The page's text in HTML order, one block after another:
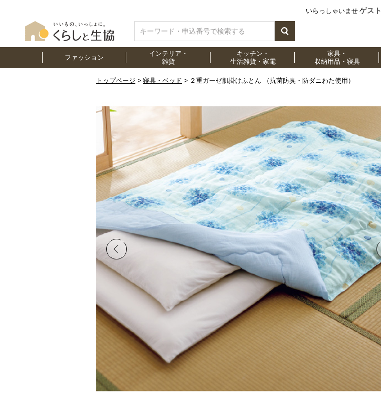
いらっしゃいませ ゲスト
ファッション
インテリア・
雑貨
キッチン・
生活雑貨・家電
家具・
収納用品・寝具
トップページ 寝具・ベッド ２重ガーゼ肌掛けふとん （抗菌防臭・防ダニわた使用）